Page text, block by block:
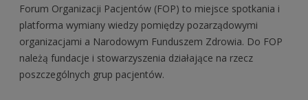
Forum Organizacji Pacjentów (FOP) to miejsce spotkania i
platforma wymiany wiedzy pomiędzy pozarządowymi
organizacjami a Narodowym Funduszem Zdrowia. Do FOP
należą fundacje i stowarzyszenia działające na rzecz
poszczególnych grup pacjentów.